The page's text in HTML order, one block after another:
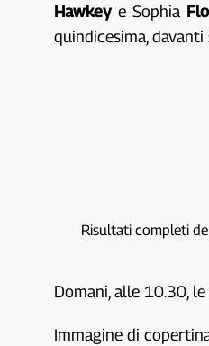
Hawkeye Sophia
quindicesima,
Risultati completi
Domani, alle 10.30,
Immagine di